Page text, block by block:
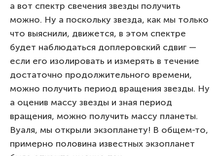
а вот спектр свечения звезды получить
можно. Ну а поскольку звезда, как мы только
что выяснили, движется, в этом спектре
будет наблюдаться доплеровский сдвиг —
если его изолировать и измерять в течение
достаточно продолжительного времени,
можно получить период вращения звезды. Ну
а оценив массу звезды и зная период
вращения, можно получить массу планеты.
Вуаля, мы открыли экзопланету! В общем-то,
примерно половина известных экзопланет